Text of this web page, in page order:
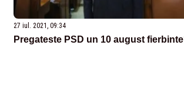
27 iul. 2021, 09:34
Pregateste PSD un 10 august